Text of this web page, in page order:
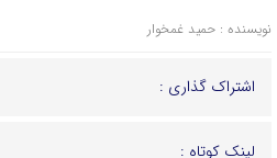
نویسنده : حمید غمخوار
اشتراک گذاری :
لینک کوتاه :